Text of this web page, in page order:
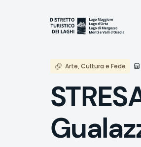
Arte, Cultura e Fede